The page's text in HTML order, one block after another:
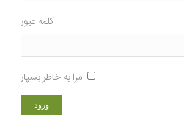
کلمه عبور
مرا به خاطر بسپار